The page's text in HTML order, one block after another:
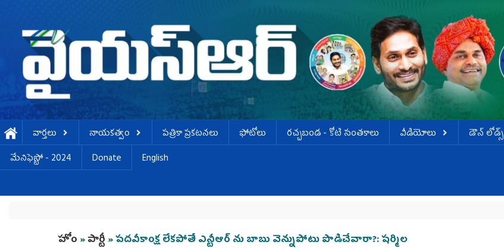
వార్తలు నాయకత్వం పత్రికా ప్రకటనలు ఫోటోలు ర‌చ్చ‌బండ‌ - కోటి సంత‌కాలు వీడియోలు డౌన్ లోడ్స్
మేనిఫెస్టో - 2024
Donate English
You are here
హోం »పార్టీ » పదవీకాంక్ష లేకపోతే ఎన్టీఆర్ ను బాబు వెన్నుపోటు పొడిచేవారా?: షర్మిల